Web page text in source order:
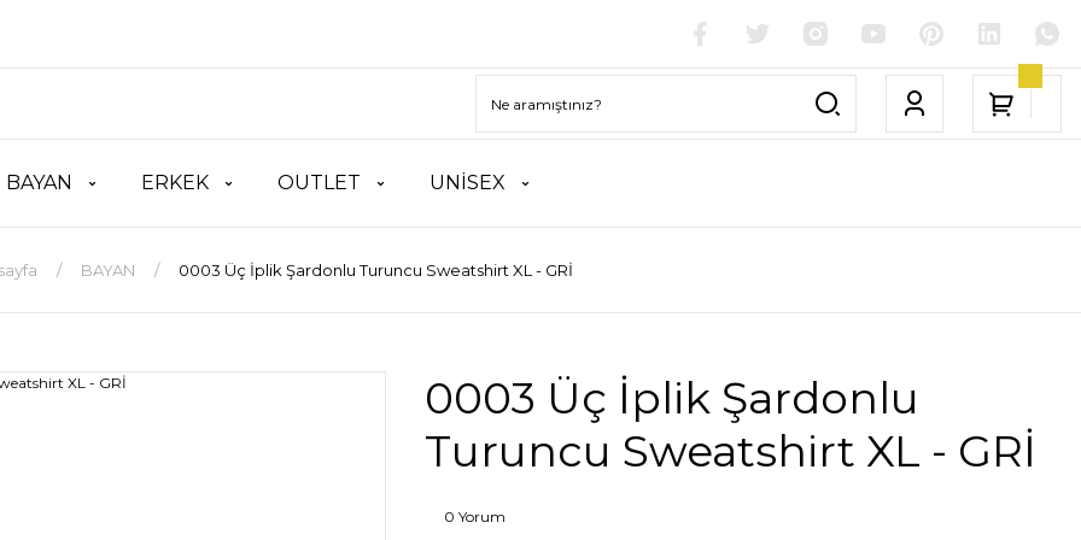
BAYAN ERKEK OUTLET UNİSEX
BAYAN 0003 Üç İplik Şardonlu Turuncu Sweatshirt XL - GRİ
0003 Üç İplik Şardonlu
Turuncu Sweatshirt XL - GRİ
0 Yorum